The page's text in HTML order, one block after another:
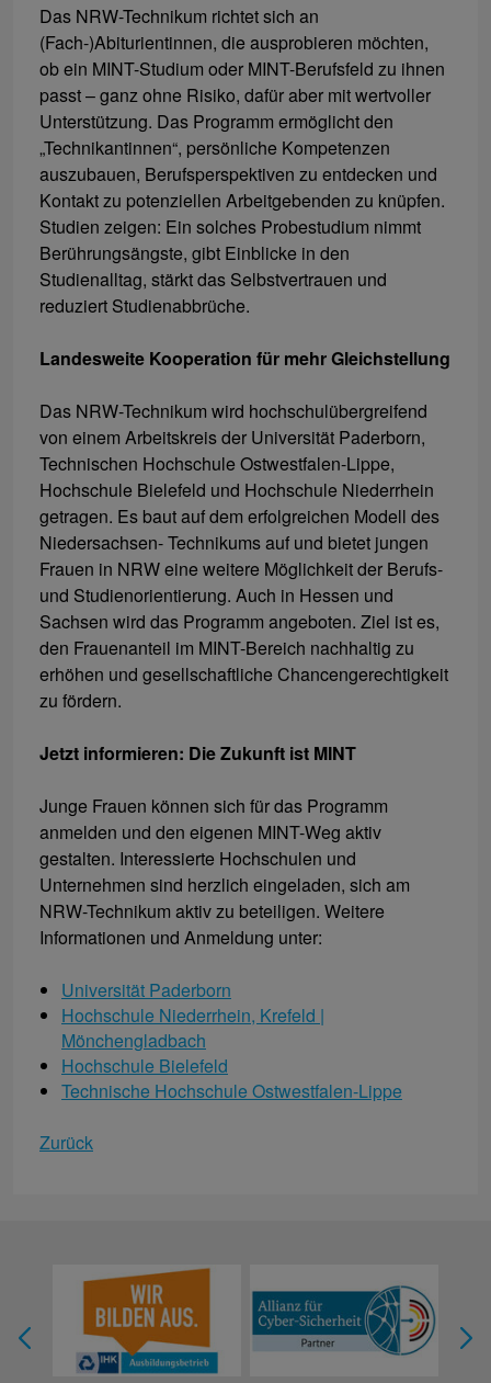
Das NRW-Technikum richtet sich an
(Fach-)Abiturientinnen, die ausprobieren möchten,
ob ein MINT-Studium oder MINT-Berufsfeld zu ihnen
passt – ganz ohne Risiko, dafür aber mit wertvoller
Unterstützung. Das Programm ermöglicht den
„Technikantinnen“, persönliche Kompetenzen
auszubauen, Berufsperspektiven zu entdecken und
Kontakt zu potenziellen Arbeitgebenden zu knüpfen.
Studien zeigen: Ein solches Probestudium nimmt
Berührungsängste, gibt Einblicke in den
Studienalltag, stärkt das Selbstvertrauen und
reduziert Studienabbrüche.
Landesweite Kooperation für mehr Gleichstellung
Das NRW-Technikum wird hochschulübergreifend
von einem Arbeitskreis der Universität Paderborn,
Technischen Hochschule Ostwestfalen-Lippe,
Hochschule Bielefeld und Hochschule Niederrhein
getragen. Es baut auf dem erfolgreichen Modell des
Niedersachsen- Technikums auf und bietet jungen
Frauen in NRW eine weitere Möglichkeit der Berufs-
und Studienorientierung. Auch in Hessen und
Sachsen wird das Programm angeboten. Ziel ist es,
den Frauenanteil im MINT-Bereich nachhaltig zu
erhöhen und gesellschaftliche Chancengerechtigkeit
zu fördern.
Jetzt informieren: Die Zukunft ist MINT
Junge Frauen können sich für das Programm
anmelden und den eigenen MINT-Weg aktiv
gestalten. Interessierte Hochschulen und
Unternehmen sind herzlich eingeladen, sich am
NRW-Technikum aktiv zu beteiligen. Weitere
Informationen und Anmeldung unter:
Universität Paderborn
Hochschule Niederrhein, Krefeld |
Mönchengladbach
Hochschule Bielefeld
Technische Hochschule Ostwestfalen-Lippe
Zurück